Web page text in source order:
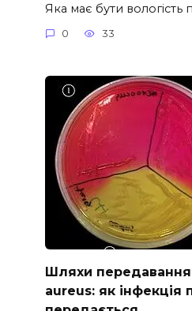
Яка має бути вологість
0 33
Шляхи
aureus: як